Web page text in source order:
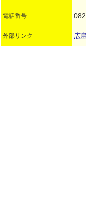
電話番号
外部リンク 広